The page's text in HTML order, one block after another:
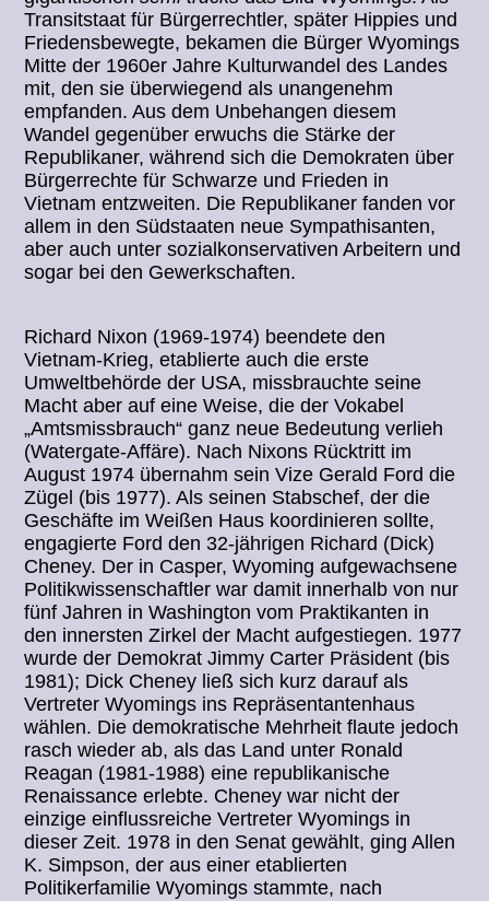
Transitstaat für Bürgerrechtler, später Hippies und
Friedensbewegte, bekamen die Bürger Wyomings
Mitte der 1960er Jahre Kulturwandel des Landes
mit, den sie überwiegend als unangenehm
empfanden. Aus dem Unbehangen diesem
Wandel gegenüber erwuchs die Stärke der
Republikaner, während sich die Demokraten über
Bürgerrechte für Schwarze und Frieden in
Vietnam entzweiten. Die Republikaner fanden vor
allem in den Südstaaten neue Sympathisanten,
aber auch unter sozialkonservativen Arbeitern und
sogar bei den Gewerkschaften.
Richard Nixon (1969-1974) beendete den
Vietnam-Krieg, etablierte auch die erste
Umweltbehörde der USA, missbrauchte seine
Macht aber auf eine Weise, die der Vokabel
„Amtsmissbrauch“ ganz neue Bedeutung verlieh
(Watergate-Affäre). Nach Nixons Rücktritt im
August 1974 übernahm sein Vize Gerald Ford die
Zügel (bis 1977). Als seinen Stabschef, der die
Geschäfte im Weißen Haus koordinieren sollte,
engagierte Ford den 32-jährigen Richard (Dick)
Cheney. Der in Casper, Wyoming aufgewachsene
Politikwissenschaftler war damit innerhalb von nur
fünf Jahren in Washington vom Praktikanten in
den innersten Zirkel der Macht aufgestiegen. 1977
wurde der Demokrat Jimmy Carter Präsident (bis
1981); Dick Cheney ließ sich kurz darauf als
Vertreter Wyomings ins Repräsentantenhaus
wählen. Die demokratische Mehrheit flaute jedoch
rasch wieder ab, als das Land unter Ronald
Reagan (1981-1988) eine republikanische
Renaissance erlebte. Cheney war nicht der
einzige einflussreiche Vertreter Wyomings in
dieser Zeit. 1978 in den Senat gewählt, ging Allen
K. Simpson, der aus einer etablierten
Politikerfamilie Wyomings stammte, nach